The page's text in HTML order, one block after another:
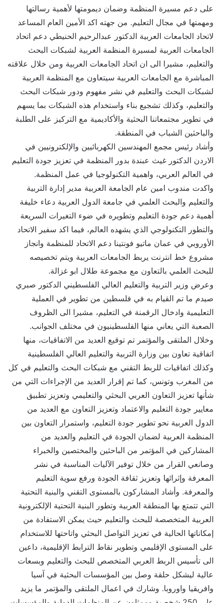
على دعم مسيرة المنظمة وضمان ديمومتها لأهمية رسالتها
ومهمتها في مجال التعليم. من جهته اكد الأمين العام المساعد
لاتحاد الجامعات العربية الدكتور عبدالرحيم الحنيطي دعم اتحاد
الجامعات العربية لمسيرة المنظمة العربية لشبكات البحث
والتعليم، مشيرا الى ان اتحاد الجامعات العربية ومن خلال علاقته
المباشرة مع الجامعات العربية سيتعاون مع المنظمة العربية
لشبكات البحث والتعليم في نشر مفهوم ودور شبكات البحث
والتعليم، وكذلك تشجيع بناء واستخدام هذه الشبكات بما يسهم
في تطوير مجتمعاتنا البحثية والأكاديمية مع التركيز على الطلبة
والباحثين الشباب في المنطقة.
وأشاد رئيس مجمع المهندسين الكهربائيين والإلكترونيين في
الاردن الدكتور غيث عبندة بدور المنظمة في تعزيز جودة التعليم
في العالم العربي، واهمية التكنولوجيا في عمل المنظمة.
واكدت مندوب امين عام الجامعة العربية مدير إدارة التربية
والتعليم والبحث العلمي في جامعة الدول العربية دعاء خليفة
أهمية دعم جودة التعليم وتطويره في ضوء التغيرات السريعة
والتطور التكنولوجي الذي يشهده العالم، فيما اكد سفير الاتحاد
الأوروبي في عمان ماتيو فونتينا دعم الاتحاد للمنظمة وانجاز
مشروع خط انترنت يربط الجامعات العربية ويتم تخصيصه
للبحث العلمي بالتعاون مع مجموعة طلال ابو غزالة.
وعرض وزير التربية والتعليم العالي الفلسطيني الدكتور صبري
صيدم ما تم القيام به في فلسطين من تطوير في العملية
التعليمية وادخال الرقمنة في التعليم، مشيرا الى الظروف
الصعبة التي يعاني منها الفلسطينيون في مختلف الجوانب.
وخلال الملتقى والمؤتمر تم توقيع العديد من الاتفاقيات، منها
اتفاقية تعاون بين وزارة التربية والتعليم العالي الفلسطينية
وكذلك اتفاقيات للربط التقني مع شبكات البحث والتعليم في كل
من المغرب وتونس، كما تم إقرار العديد من الإجراءات التي من
شأنها تعزيز التعاون العربي البحثي والتعليمي وتعزيز تطبيق
معايير جودة التعليم والاعتماد وتعزيز التعاون مع العديد من
الدول العربية نحو تطوير جودة التعليم، واستمرار التعاون بين
المنظمة العربية لضمان الجودة في التعليم والعديد من
المشاركين في المؤتمر من الباحثين والمختصين والخبراء
وصانعي القرار من خلال توفير الآليات المناسبة في نشر
المعرفة وإثرائها وتعزيز ثقافة الجودة ورفع سوية التعليم
والمعرفة. وأشاد المشاركون بالمستوى التقني والبنية التحتية
التي تتمتع بها المنطقة العربية وتطور البنية التحتية الإلكترونية
العربية المتخصصة للبحث والتعليم حيث يمكن الاستفادة من
إمكاناتها الحالية في تعزيز التواصل البحثي واتاحتها للاستخدام
على المستوى الإقليمي وتطوير نقاط الترابط الإقليمية، داعين
الى تأسيس الربط العربي المتخصص للبحث والتعليم وبسعات
عالية ليشكل حلقة وصل بين المؤسسات البحثية في آسيا
وافريقيا واوروبا. وشارك في اعمال الملتقى والمؤتمر ما يزيد